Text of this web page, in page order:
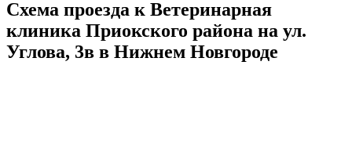
Схема проезда к Ветеринарная
клиника Приокского района на ул.
Углова, 3в в Нижнем Новгороде